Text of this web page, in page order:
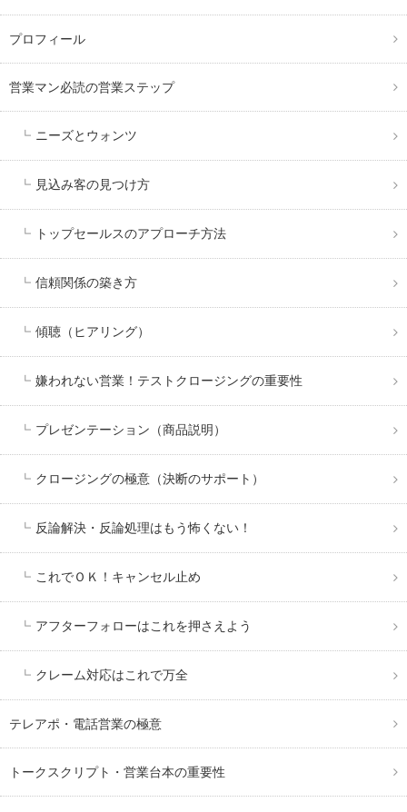
プロフィール
営業マン必読の営業ステップ
ニーズとウォンツ
見込み客の見つけ方
トップセールスのアプローチ方法
信頼関係の築き方
傾聴（ヒアリング）
嫌われない営業！テストクロージングの重要性
プレゼンテーション（商品説明）
クロージングの極意（決断のサポート）
反論解決・反論処理はもう怖くない！
これでＯＫ！キャンセル止め
アフターフォローはこれを押さえよう
クレーム対応はこれで万全
テレアポ・電話営業の極意
トークスクリプト・営業台本の重要性